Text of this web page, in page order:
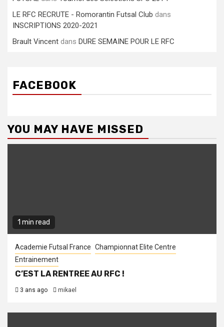
LE RFC RECRUTE - Romorantin Futsal Club dans
INSCRIPTIONS 2020-2021
Brault Vincent dans DURE SEMAINE POUR LE RFC
FACEBOOK
YOU MAY HAVE MISSED
1 min read
Academie Futsal France Championnat Elite Centre
Entrainement
C’EST LA RENTREE AU RFC !
3 ans ago mikael